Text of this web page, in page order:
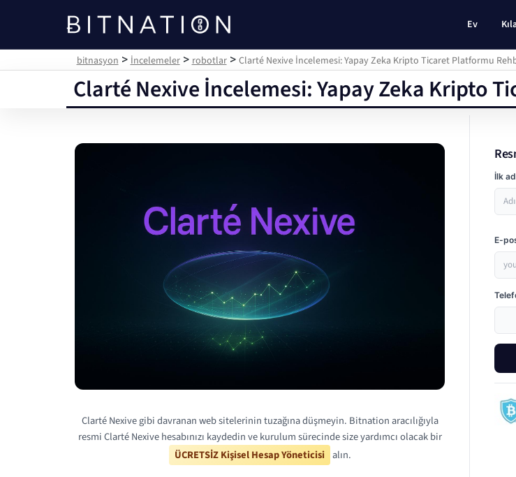
bitnasyon
Ev
bitnasyon >İncelemeler>robotlar> Clarté Nexive İncelemesi: Yapay Zeka Kripto Ticaret Platformu
Clarté Nexive İncelemesi: Yapay Zeka Kripto
Clarté Nexive gibi davranan web sitelerinin tuzağına düşmeyin. Bitnation aracılığıyla
resmi Clarté Nexive hesabınızı kaydedin ve kurulum sürecinde size yardımcı olacak bir
ÜCRETSİZ Kişisel Hesap Yöneticisi alın.
İlk
E-